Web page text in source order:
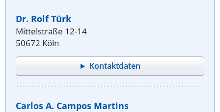
Dr. Rolf Türk
Mittelstraße 12-14
50672 Köln
Kontaktdaten
Carlos A. Campos Martins